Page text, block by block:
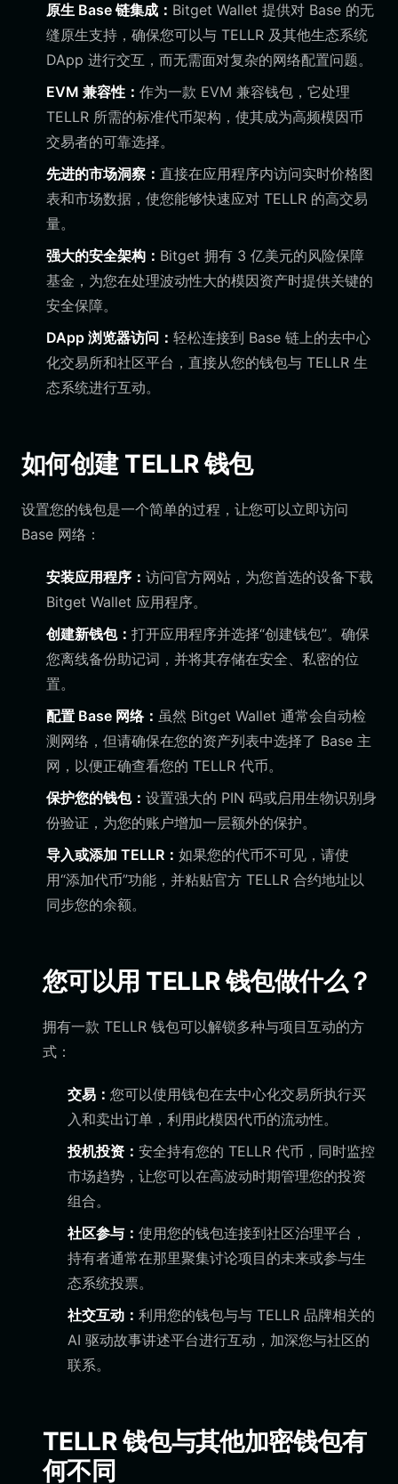
原生 Base 链集成： Bitget Wallet 提供对 Base 的无
缝原生支持，确保您可以与 TELLR 及其他生态系统
DApp 进行交互，而无需面对复杂的网络配置问题。
EVM 兼容性： 作为一款 EVM 兼容钱包，它处理
TELLR 所需的标准代币架构，使其成为高频模因币
交易者的可靠选择。
先进的市场洞察： 直接在应用程序内访问实时价格图
表和市场数据，使您能够快速应对 TELLR 的高交易
量。
强大的安全架构： Bitget 拥有 3 亿美元的风险保障
基金，为您在处理波动性大的模因资产时提供关键的
安全保障。
DApp 浏览器访问： 轻松连接到 Base 链上的去中心
化交易所和社区平台，直接从您的钱包与 TELLR 生
态系统进行互动。
如何创建 TELLR 钱包
设置您的钱包是一个简单的过程，让您可以立即访问
Base 网络：
安装应用程序： 访问官方网站，为您首选的设备下载
Bitget Wallet 应用程序。
创建新钱包： 打开应用程序并选择“创建钱包”。确保
您离线备份助记词，并将其存储在安全、私密的位
置。
配置 Base 网络： 虽然 Bitget Wallet 通常会自动检
测网络，但请确保在您的资产列表中选择了 Base 主
网，以便正确查看您的 TELLR 代币。
保护您的钱包： 设置强大的 PIN 码或启用生物识别身
份验证，为您的账户增加一层额外的保护。
导入或添加 TELLR： 如果您的代币不可见，请使
用“添加代币”功能，并粘贴官方 TELLR 合约地址以
同步您的余额。
您可以用 TELLR 钱包做什么？
拥有一款 TELLR 钱包可以解锁多种与项目互动的方
式：
交易： 您可以使用钱包在去中心化交易所执行买
入和卖出订单，利用此模因代币的流动性。
投机投资： 安全持有您的 TELLR 代币，同时监控
市场趋势，让您可以在高波动时期管理您的投资
组合。
社区参与： 使用您的钱包连接到社区治理平台，
持有者通常在那里聚集讨论项目的未来或参与生
态系统投票。
社交互动： 利用您的钱包与与 TELLR 品牌相关的
AI 驱动故事讲述平台进行互动，加深您与社区的
联系。
TELLR 钱包与其他加密钱包有
何不同